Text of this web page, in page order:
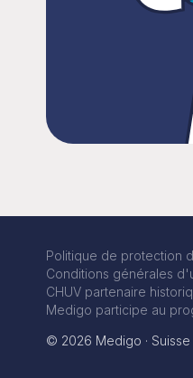
Politique de protection
Conditions générales
CHUV partenaire
Medigo participe au
© 2026 Medigo · Suisse